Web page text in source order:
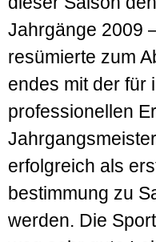
Jahrgänge 2009
resümierte zum
endes mit der für
professionellen
erfolg­reich als
bestimmung zu
werden. Die